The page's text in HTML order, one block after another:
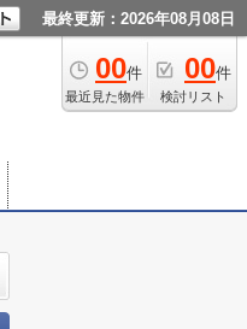
最終更新：2026年08月08日
00件
最近見た物件
00件
検討リスト